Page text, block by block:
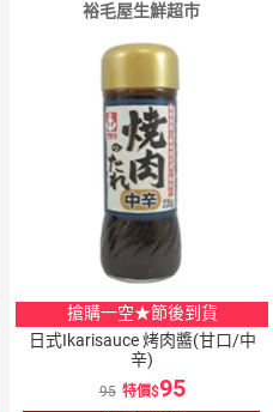
裕毛屋生鮮超市
搶購一空★節後到貨
日式Ikarisauce 烤肉醬(甘口/中
辛)
95 特價 95